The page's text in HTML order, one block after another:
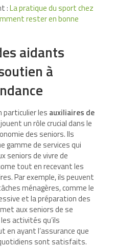
:La pratique du sport chez
rester en bonne
aidants
à
particulier les auxiliaires de
un rôle crucial dans le
des seniors. Ils
gamme de services qui
seniors de vivre de
tout en recevant les
Par exemple, ils peuvent
ménagères, comme le
et la préparation des
aux seniors de se
activités qu’ils
en ayant l’assurance que
sont satisfaits.